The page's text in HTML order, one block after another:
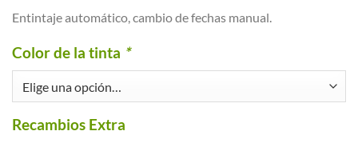
Entintaje automático, cambio de fechas manual.
Color de la tinta *
Recambios Extra